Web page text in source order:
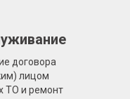
договора
лицом
ТО и ремонт